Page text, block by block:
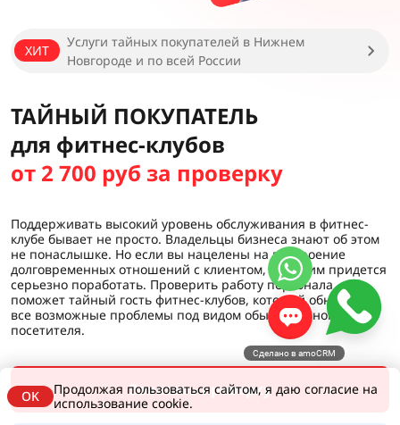
ХИТ
Услуги тайных покупателей в Нижнем
Новгороде и по всей России
ТАЙНЫЙ ПОКУПАТЕЛЬ
для фитнес-клубов
от 2 700 руб за проверку
Поддерживать высокий уровень обслуживания в фитнес-
клубе бывает не просто. Владельцы бизнеса знают об этом
не понаслышке. Но если вы нацелены на построение
долговременных отношений с клиентом, над этим придется
серьезно поработать. Проверить работу персонала
поможет тайный гость фитнес-клубов, который обнаружит
все возможные проблемы под видом обыкновенного
посетителя.
Заказать проверку
OK
Продолжая пользоваться сайтом, я даю согласие на
использование cookie.
Сделано в amoCRM